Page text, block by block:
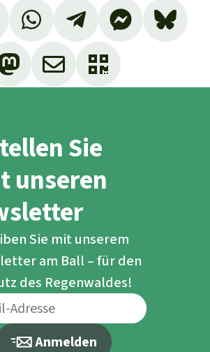
Sie
unseren
Sie mit unserem
am Ball – für den
des Regenwaldes!
Anmelden